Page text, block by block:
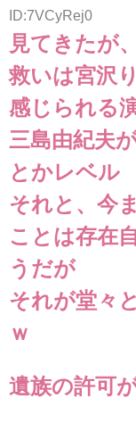
ID:7VCyRej0
見てきたが
救いは宮沢
感じられる
三島由紀夫
とかレベル
それと、今
ことは存在
うだが
それが堂々
ｗ
遺族の許可